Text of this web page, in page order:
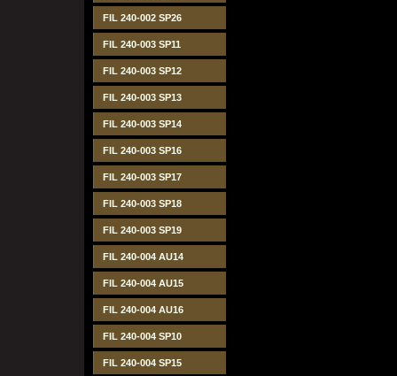
FIL 240-002 SP26
FIL 240-003 SP11
FIL 240-003 SP12
FIL 240-003 SP13
FIL 240-003 SP14
FIL 240-003 SP16
FIL 240-003 SP17
FIL 240-003 SP18
FIL 240-003 SP19
FIL 240-004 AU14
FIL 240-004 AU15
FIL 240-004 AU16
FIL 240-004 SP10
FIL 240-004 SP15